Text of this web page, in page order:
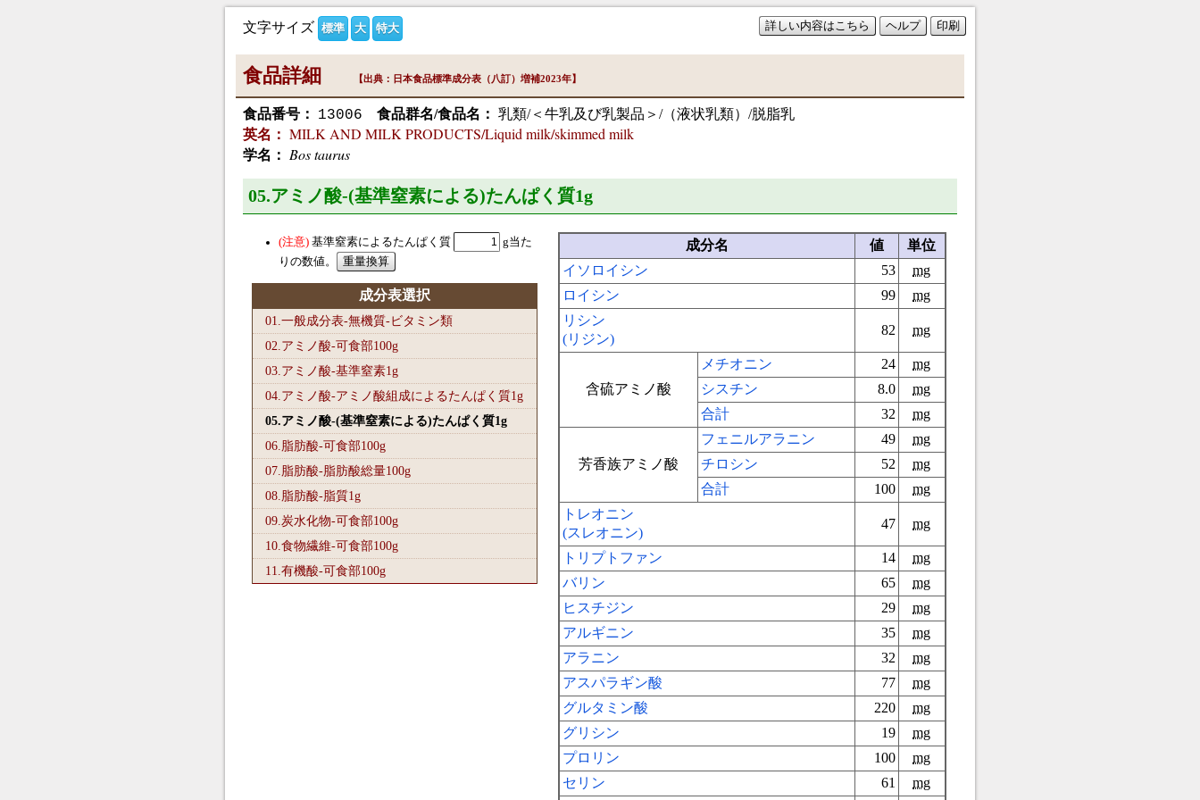
詳しい内容はこちら ヘルプ 印刷
文字サイズ 標準 大 特大
食品詳細 【出典：日本食品標準成分表（八訂）増補2023年】
食品番号： 13006 食品群名/食品名： 乳類/＜牛乳及び乳製品＞/（液状乳類）/脱脂乳
英名： MILK AND MILK PRODUCTS/Liquid milk/skimmed milk
学名： Bos taurus
05.アミノ酸-(基準窒素による)たんぱく質1g
基準窒素によるたんぱく質
g当た
りの数値。
成分表選択
01.一般成分表-無機質-ビタミン類
02.アミノ酸-可食部100g
03.アミノ酸-基準窒素1g
04.アミノ酸-アミノ酸組成によるたんぱく質1g
05.アミノ酸-(基準窒素による)たんぱく質1g
06.脂肪酸-可食部100g
07.脂肪酸-脂肪酸総量100g
08.脂肪酸-脂質1g
09.炭水化物-可食部100g
10.食物繊維-可食部100g
11.有機酸-可食部100g
成分名 値
単位
イソロイシン
53
mg
ロイシン
99
mg
リシン
(リジン)
82 mg
含硫アミノ酸
メチオニン 24
mg
シスチン
8.0
mg
合計
32 mg
芳香族アミノ酸
フェニルアラニン 49
mg
チロシン
52
mg
合計
100
mg
トレオニン
(スレオニン)
47 mg
トリプトファン 14
mg
バリン
65
mg
ヒスチジン
29
mg
アルギニン
35
mg
アラニン
32
mg
アスパラギン酸
77
mg
グルタミン酸
220
mg
グリシン
19
mg
プロリン
100
mg
セリン
61 mg